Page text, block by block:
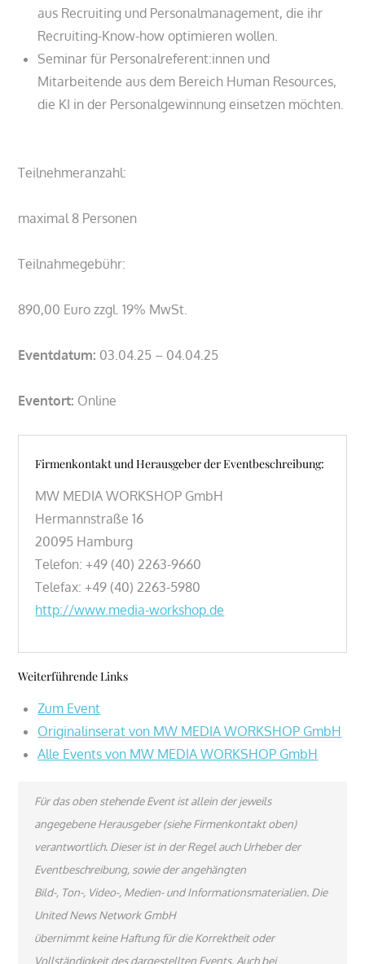
aus Recruiting und Personalmanagement, die ihr
Recruiting-Know-how optimieren wollen.
Seminar für Personalreferent:innen und
Mitarbeitende aus dem Bereich Human Resources,
die KI in der Personalgewinnung einsetzen möchten.
Teilnehmeranzahl:
maximal 8 Personen
Teilnahmegebühr:
890,00 Euro zzgl. 19% MwSt.
Eventdatum: 03.04.25 – 04.04.25
Eventort: Online
Firmenkontakt und Herausgeber der Eventbeschreibung:
MW MEDIA WORKSHOP GmbH
Hermannstraße 16
20095 Hamburg
Telefon: +49 (40) 2263-9660
Telefax: +49 (40) 2263-5980
http://www.media-workshop.de
Weiterführende Links
Zum Event
Originalinserat von MW MEDIA WORKSHOP GmbH
Alle Events von MW MEDIA WORKSHOP GmbH
Für das oben stehende Event ist allein der jeweils
angegebene Herausgeber (siehe Firmenkontakt oben)
verantwortlich. Dieser ist in der Regel auch Urheber der
Eventbeschreibung, sowie der angehängten
Bild-, Ton-, Video-, Medien- und Informationsmaterialien. Die
United News Network GmbH
übernimmt keine Haftung für die Korrektheit oder
Vollständigkeit des dargestellten Events. Auch bei